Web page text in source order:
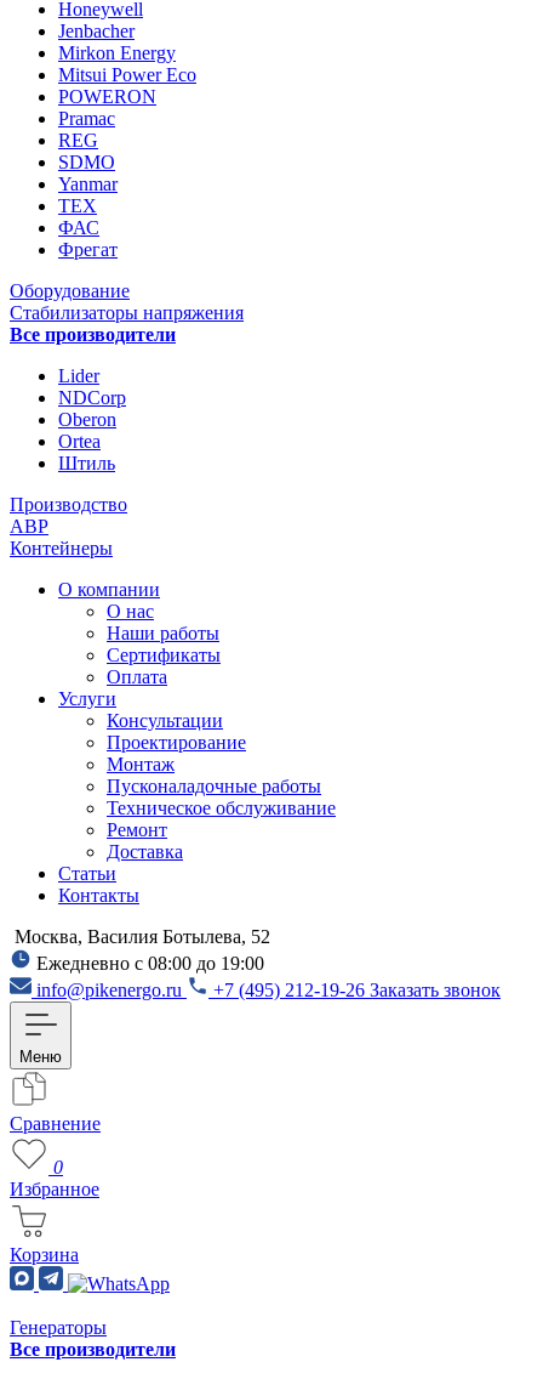
Honeywell
Jenbacher
Mirkon Energy
Mitsui Power Eco
POWERON
Pramac
REG
SDMO
Yanmar
ТЕХ
ФАС
Фрегат
Оборудование
Стабилизаторы напряжения
Все производители
Lider
NDCorp
Oberon
Ortea
Штиль
Производство
АВР
Контейнеры
О компании
О нас
Наши работы
Сертификаты
Оплата
Услуги
Консультации
Проектирование
Монтаж
Пусконаладочные работы
Техническое обслуживание
Ремонт
Доставка
Статьи
Контакты
Москва, Василия Ботылева, 52
Ежедневно с 08:00 до 19:00
info@pikenergo.ru
+7 (495) 212-19-26 Заказать звонок
Меню
Сравнение
0
Избранное
Корзина
Генераторы
Все производители